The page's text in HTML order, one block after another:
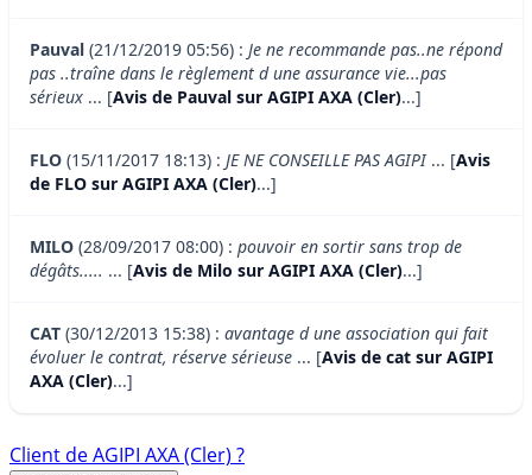
Pauval (21/12/2019 05:56) : Je ne recommande pas..ne répond
pas ..traîne dans le règlement d une assurance vie...pas
sérieux ... [Avis de Pauval sur AGIPI AXA (Cler)...]
FLO (15/11/2017 18:13) : JE NE CONSEILLE PAS AGIPI... [Avis
de FLO sur AGIPI AXA (Cler)...]
MILO (28/09/2017 08:00) : pouvoir en sortir sans trop de
dégâts..... ... [Avis de Milo sur AGIPI AXA (Cler)...]
CAT (30/12/2013 15:38) : avantage d une association qui fait
évoluer le contrat, réserve sérieuse ... [Avis de cat sur AGIPI
AXA (Cler)...]
Client de AGIPI AXA (Cler) ?